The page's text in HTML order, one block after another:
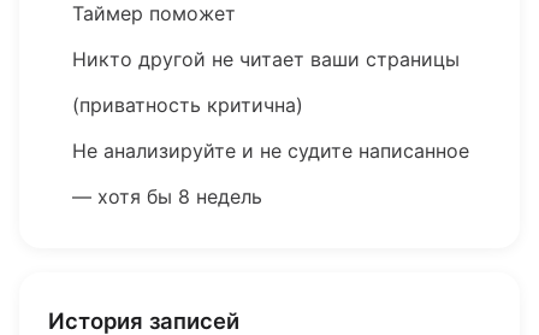
Таймер поможет
Никто другой не читает ваши страницы
(приватность критична)
Не анализируйте и не судите написанное
— хотя бы 8 недель
История записей